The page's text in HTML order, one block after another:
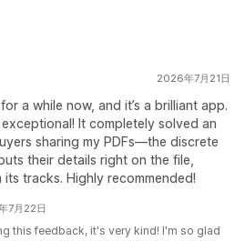
2026年7月21日
a while now, and it’s a brilliant app.
It completely solved an
sharing my PDFs—the discrete
their details right on the file,
tracks. Highly recommended!
7月22日
this feedback, it's very kind! I'm so glad